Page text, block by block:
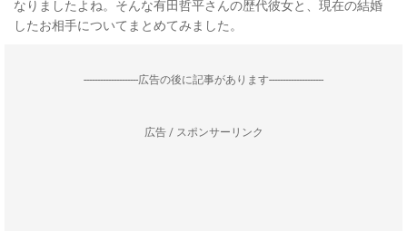
なりましたよね。そんな有田哲平さんの歴代彼女と、現在の結婚
したお相手についてまとめてみました。
--------------------広告の後に記事があります--------------------
広告 / スポンサーリンク